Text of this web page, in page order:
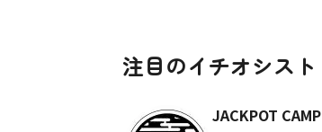
注目のイチオシスト
JACKPOT CAMP